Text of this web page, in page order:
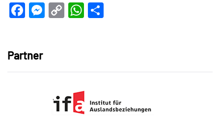
Facebook
Messenger
CopyWhatsApp
Partner